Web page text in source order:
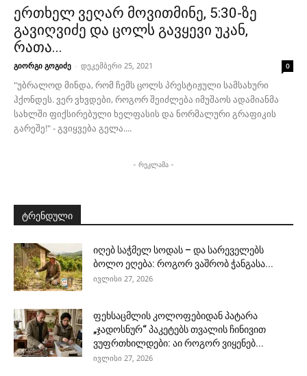
ერთხელ ვეღარ მოვითმინე, 5:30-ზე
გავიღვიძე და ცოლს გავყევი უკან,
რათა...
გიორგი გოგიძე - დეკემბერი 25, 2021 0
"უბრალოდ მინდა, რომ ჩემს ცოლს პრესტიჟული სამსახური
ჰქონდეს. ვერ ვხვდები, როგორ შეიძლება იმუშაოს ადამიანმა
სახლში ფიქსირებული ხელფასის და ნორმალური გრაფიკის
გარეშე!" - გვიყვება გელა....
- რეკლამა -
ტრენდული
იღებ საჭმელ სოდას – და სარეველებს
ბოლო ეღება: როგორ ვაშრობ ჭანგასა...
ივლისი 27, 2026
ფეხსაცმლის კოლოფებიდან პატარა
„ჯადოსნურ“ პაკეტებს თვალის ჩინივით
ვუფრთხილდები: აი როგორ ვიყენებ...
ივლისი 27, 2026